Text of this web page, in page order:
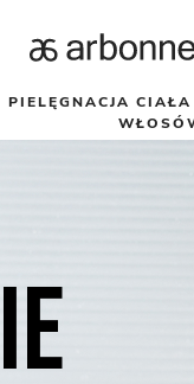
PIELĘGNACJA CIAŁA